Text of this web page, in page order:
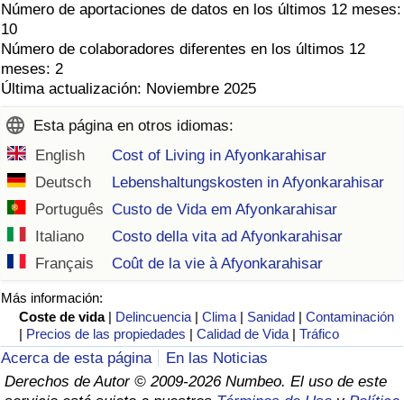
Número de aportaciones de datos en los últimos 12 meses:
10
Número de colaboradores diferentes en los últimos 12
meses: 2
Última actualización: Noviembre 2025
Esta página en otros idiomas:
English
Cost of Living in Afyonkarahisar
Deutsch
Lebenshaltungskosten in Afyonkarahisar
Português Custo de Vida em Afyonkarahisar
Italiano
Costo della vita ad Afyonkarahisar
Français
Coût de la vie à Afyonkarahisar
Más información:
Coste de vida | Delincuencia |Clima | Sanidad |Contaminación
| Precios de las propiedades |Calidad de Vida |Tráfico
Acerca de esta página
En las Noticias
Derechos de Autor © 2009-2026 Numbeo. El uso de este